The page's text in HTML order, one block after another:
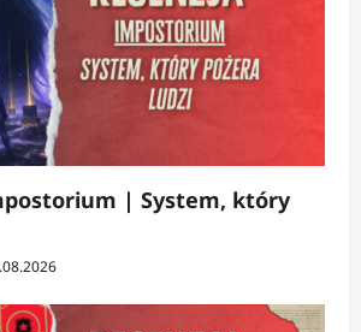
| System, który